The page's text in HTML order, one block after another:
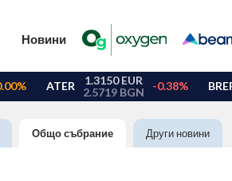
Новини
Общо събрание Други новини